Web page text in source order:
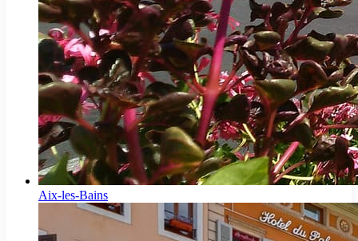
Aix-les-Bains